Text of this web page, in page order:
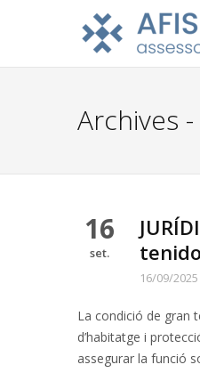
Archives
16
set.
16/09/2025
La condició de gran
d’habitatge i
assegurar la funció